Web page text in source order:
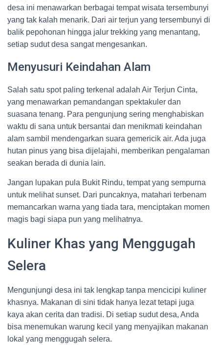
desa ini menawarkan berbagai tempat wisata tersembunyi
yang tak kalah menarik. Dari air terjun yang tersembunyi di
balik pepohonan hingga jalur trekking yang menantang,
setiap sudut desa sangat mengesankan.
Menyusuri Keindahan Alam
Salah satu spot paling terkenal adalah Air Terjun Cinta,
yang menawarkan pemandangan spektakuler dan
suasana tenang. Para pengunjung sering menghabiskan
waktu di sana untuk bersantai dan menikmati keindahan
alam sambil mendengarkan suara gemericik air. Ada juga
hutan pinus yang bisa dijelajahi, memberikan pengalaman
seakan berada di dunia lain.
Jangan lupakan pula Bukit Rindu, tempat yang sempurna
untuk melihat sunset. Dari puncaknya, matahari terbenam
memancarkan warna yang tiada tara, menciptakan momen
magis bagi siapa pun yang melihatnya.
Kuliner Khas yang Menggugah
Selera
Mengunjungi desa ini tak lengkap tanpa mencicipi kuliner
khasnya. Makanan di sini tidak hanya lezat tetapi juga
kaya akan cerita dan tradisi. Di setiap sudut desa, Anda
bisa menemukan warung kecil yang menyajikan makanan
lokal yang menggugah selera.